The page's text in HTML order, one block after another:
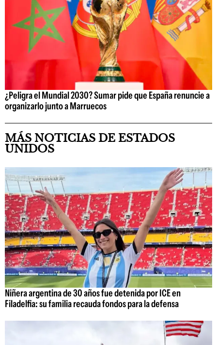
¿Peligra el Mundial 2030? Sumar pide que España renuncie a
organizarlo junto a Marruecos
MÁS NOTICIAS DE ESTADOS
UNIDOS
Niñera argentina de 30 años fue detenida por ICE en
Filadelfia: su familia recauda fondos para la defensa